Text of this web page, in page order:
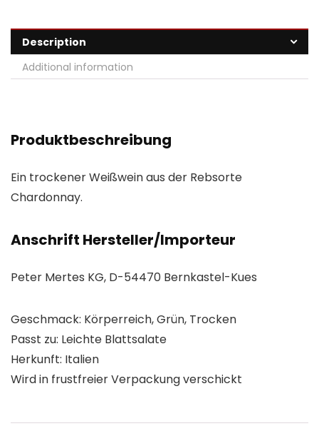
Description
Additional information
Produktbeschreibung
Ein trockener Weißwein aus der Rebsorte
Chardonnay.
Anschrift Hersteller/Importeur
Peter Mertes KG, D-54470 Bernkastel-Kues
Geschmack: Körperreich, Grün, Trocken
Passt zu: Leichte Blattsalate
Herkunft: Italien
Wird in frustfreier Verpackung verschickt